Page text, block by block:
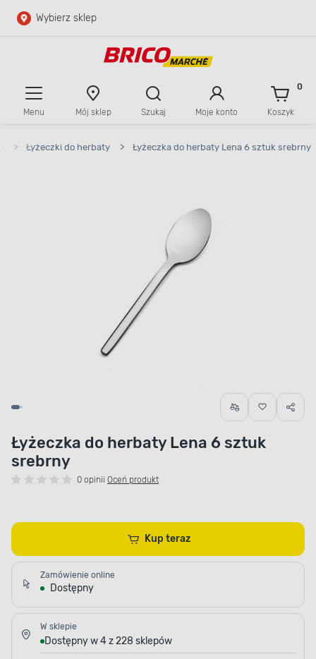
Przejdź do głównej zawartości
Wybierz sklep
Menu Mój sklep Szukaj Moje konto Koszyk
0
> Łyżeczki do herbaty > Łyżeczka do herbaty Lena 6 sztuk srebrny
Łyżeczka do herbaty Lena 6 sztuk
srebrny
0 opinii Oceń produkt
Kup teraz
Zamówienie online
Dostępny
W sklepie
Dostępny w 4 z 228 sklepów